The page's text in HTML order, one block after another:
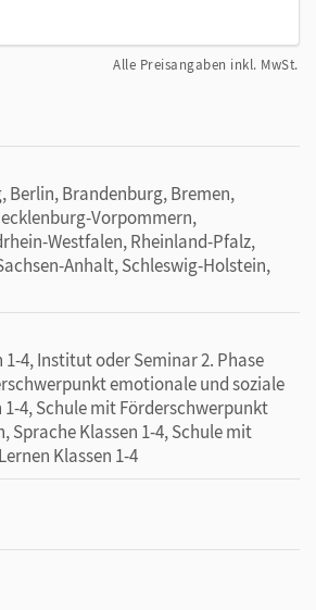
Alle Preisangaben inkl. MwSt.
Berlin, Brandenburg, Bremen,
Vorpommern,
Westfalen, Rheinland-Pfalz,
Anhalt, Schleswig-Holstein,
1-4, Institut oder Seminar 2. Phase
emotionale und soziale
4, Schule mit Förderschwerpunkt
Sprache Klassen 1-4, Schule mit
Klassen 1-4